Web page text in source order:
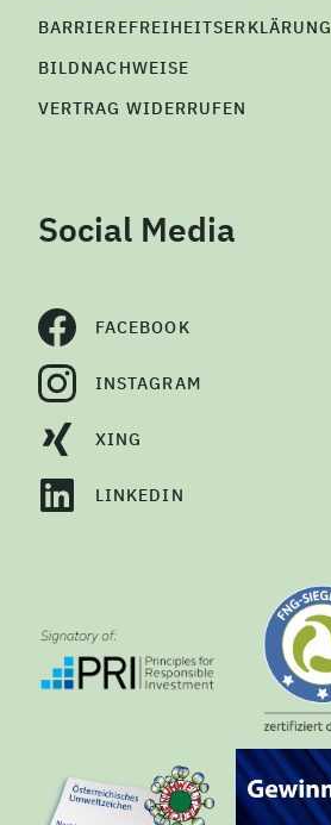
BARRIEREFREIHEITSERKLÄRUNG
BILDNACHWEISE
VERTRAG WIDERRUFEN
Social Media
FACEBOOK
INSTAGRAM
XING
LINKEDIN